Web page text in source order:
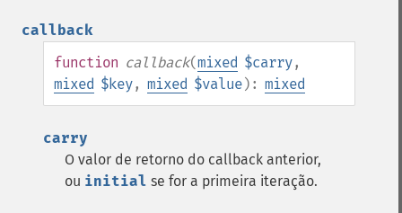
callback
function callback(mixed $carry,
mixed $key, mixed $value): mixed
carry
O valor de retorno do callback anterior,
ou initial se for a primeira iteração.